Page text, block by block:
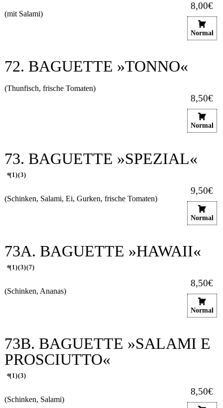
8,00€
Normal
(mit Salami)
72. BAGUETTE »TONNO«
8,50€
Normal
(Thunfisch, frische Tomaten)
73. BAGUETTE »SPEZIAL«
1 3
9,50€
Normal
(Schinken, Salami, Ei, Gurken, frische Tomaten)
73A. BAGUETTE »HAWAII«
1 3 7
8,50€
Normal
(Schinken, Ananas)
73B. BAGUETTE »SALAMI E
PROSCIUTTO«
1 3
8,50€
(Schinken, Salami)